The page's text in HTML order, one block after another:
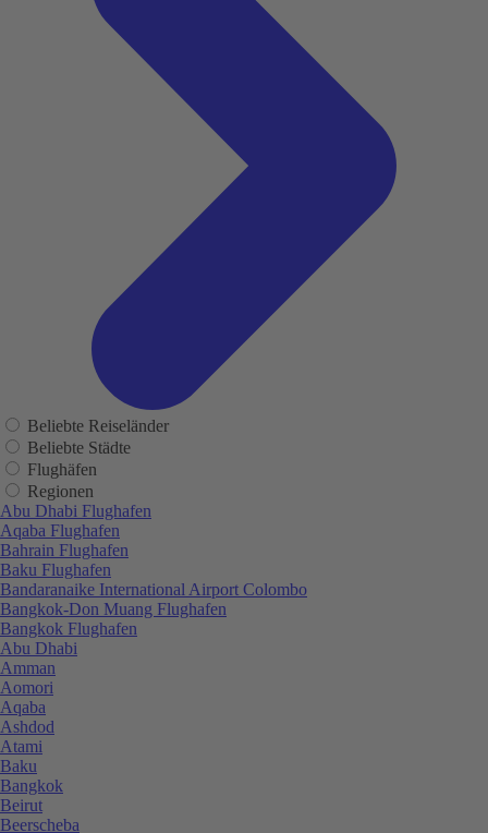
Beliebte Reiseländer
Beliebte Städte
Flughäfen
Regionen
Abu Dhabi Flughafen
Aqaba Flughafen
Bahrain Flughafen
Baku Flughafen
Bandaranaike International Airport Colombo
Bangkok-Don Muang Flughafen
Bangkok Flughafen
Abu Dhabi
Amman
Aomori
Aqaba
Ashdod
Atami
Baku
Bangkok
Beirut
Beerscheba